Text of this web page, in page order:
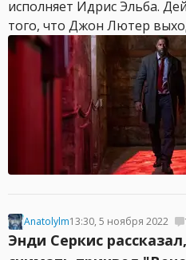
исполняет Идрис Эльба.
того, что Джон Лютер
Anatolylm13:30, 5 ноября 2022
Энди Серкис